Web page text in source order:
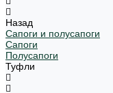
Назад
Сапоги и полусапоги
Сапоги
Полусапоги
Туфли